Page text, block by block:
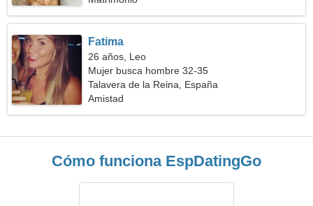
Fatima
26 años, Leo
Mujer busca hombre 32-35
Talavera de la Reina, España
Amistad
Cómo funciona EspDatingGo